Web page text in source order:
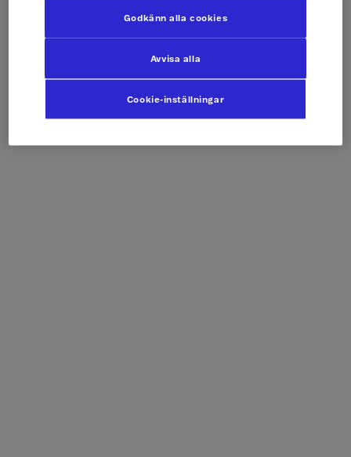
Cookie-inställningar
Avvisa alla
Godkänn alla cookies